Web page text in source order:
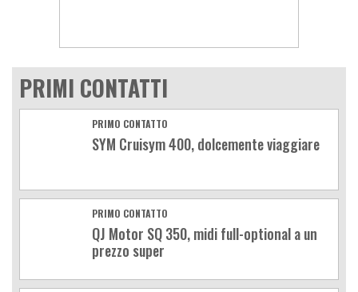
PRIMI CONTATTI
PRIMO CONTATTO
SYM Cruisym 400, dolcemente viaggiare
PRIMO CONTATTO
QJ Motor SQ 350, midi full-optional a un
prezzo super